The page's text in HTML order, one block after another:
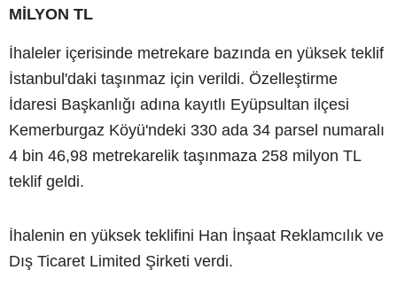
MİLYON TL
İhaleler içerisinde metrekare bazında en yüksek teklif
İstanbul'daki taşınmaz için verildi. Özelleştirme
İdaresi Başkanlığı adına kayıtlı Eyüpsultan ilçesi
Kemerburgaz Köyü'ndeki 330 ada 34 parsel numaralı
4 bin 46,98 metrekarelik taşınmaza 258 milyon TL
teklif geldi.
İhalenin en yüksek teklifini Han İnşaat Reklamcılık ve
Dış Ticaret Limited Şirketi verdi.